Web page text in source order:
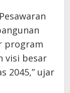
program
visi besar
2045,” ujar